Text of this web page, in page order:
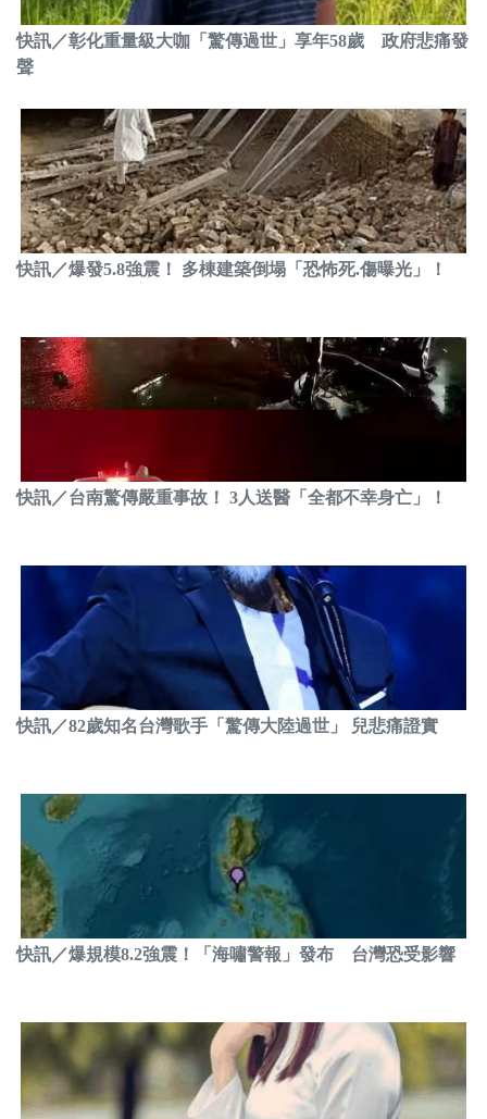
快訊／彰化重量級大咖「驚傳過世」享年58歲 政府悲痛發
聲
快訊／爆發5.8強震！ 多棟建築倒塌「恐怖死.傷曝光」！
快訊／台南驚傳嚴重事故！ 3人送醫「全都不幸身亡」！
快訊／82歲知名台灣歌手「驚傳大陸過世」 兒悲痛證實
快訊／爆規模8.2強震！「海嘯警報」發布 台灣恐受影響